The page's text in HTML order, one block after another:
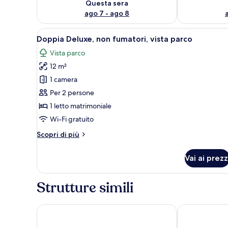
Questa sera
ago 7 - ago 8
Apri
tutte
le
foto
per
Doppia
Deluxe,
non
fumatori,
vista
Una camera da letto con un
9
Doppia Deluxe, non fumatori, vista parco
Vista parco
12 m²
1 camera
Per 2 persone
1 letto matrimoniale
Wi-Fi gratuito
Scopri di più
Altri
Deluxe,
fumatori,
parco
Vai ai
Strutture simili
West Beach Hotel Brighton Amsterdam